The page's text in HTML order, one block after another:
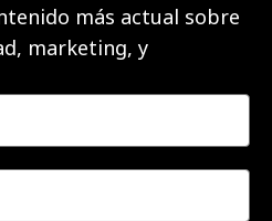
más actual sobre
marketing, y